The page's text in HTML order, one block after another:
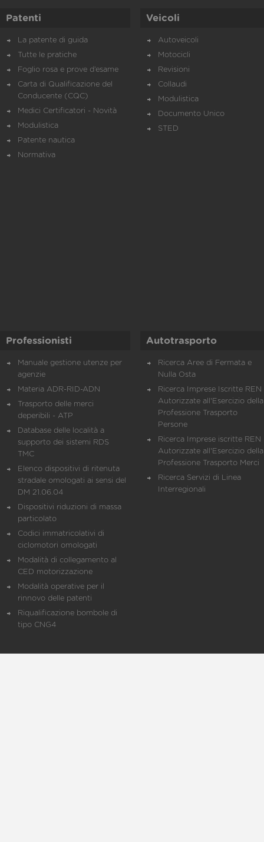
Patenti
La patente di guida
Tutte le pratiche
Foglio rosa e prove d’esame
Carta di Qualificazione del
Conducente (CQC)
Medici Certificatori - Novità
Modulistica
Patente nautica
Normativa
Veicoli
Autoveicoli
Motocicli
Revisioni
Collaudi
Modulistica
Documento Unico
STED
Professionisti
Manuale gestione utenze per
agenzie
Materia ADR-RID-ADN
Trasporto delle merci
deperibili - ATP
Database delle località a
supporto dei sistemi RDS
TMC
Elenco dispositivi di ritenuta
stradale omologati ai sensi del
DM 21.06.04
Dispositivi riduzioni di massa
particolato
Codici immatricolativi di
ciclomotori omologati
Modalità di collegamento al
CED motorizzazione
Modalità operative per il
rinnovo delle patenti
Riqualificazione bombole di
tipo CNG4
Autotrasporto
Ricerca Aree di Fermata e
Nulla Osta
Ricerca Imprese Iscritte REN
Autorizzate all'Esercizio della
Professione Trasporto
Persone
Ricerca Imprese iscritte REN
Autorizzate all'Esercizio della
Professione Trasporto Merci
Ricerca Servizi di Linea
Interregionali